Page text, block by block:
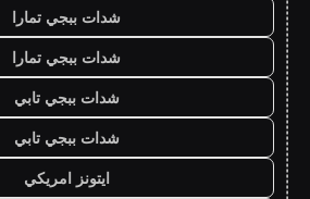
شدات ببجي تمارا
شدات ببجي تمارا
شدات ببجي تابي
شدات ببجي تابي
ايتونز امريكي